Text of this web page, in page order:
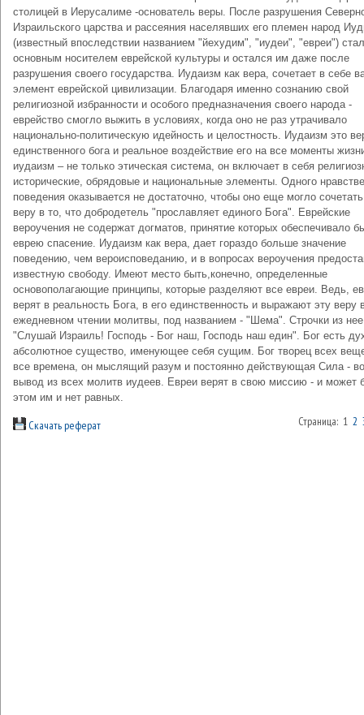
столицей в Иерусалиме -основатель веры. После разрушения
Израильского царства и рассеяния населявших его племен народ
(известный впоследствии названием "йехудим", "иудеи", "евреи") стал
основным носителем еврейской культуры и остался им даже после
разрушения своего государства. Иудаизм как вера, сочетает в себе
элемент еврейской цивилизации. Благодаря именно сознанию свой
религиозной избранности и особого предназначения своего народа -
еврейство смогло выжить в условиях, когда оно не раз утрачивало
национально-политическую идейность и целостность. Иудаизм это
единственного бога и реальное воздействие его на все моменты
иудаизм – не только этическая система, он включает в себя
исторические, обрядовые и национальные элементы. Одного
поведения оказывается не достаточно, чтобы оно еще могло
веру в то, что добродетель "прославляет единого Бога". Еврейские
вероучения не содержат догматов, принятие которых обеспечивало
еврею спасение. Иудаизм как вера, дает гораздо больше значение
поведению, чем вероисповеданию, и в вопросах вероучения
известную свободу. Имеют место быть,конечно, определенные
основополагающие принципы, которые разделяют все евреи. Ведь,
верят в реальность Бога, в его единственность и выражают эту веру
ежедневном чтении молитвы, под названием - "Шема". Строчки из
"Слушай Израиль! Господь - Бог наш, Господь наш един". Бог есть
абсолютное существо, именующее себя сущим. Бог творец всех
все времена, он мыслящий разум и постоянно действующая Сила -
вывод из всех молитв иудеев. Евреи верят в свою миссию - и может
этом им и нет равных.
Скачать реферат Страница: 1 2